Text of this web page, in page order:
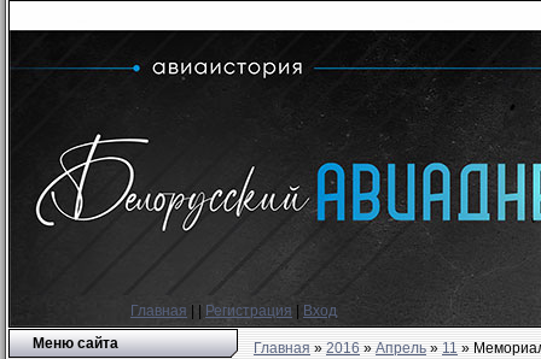
Главная Регистрация
Вход
Меню сайта
Главная»2016 » Апрель » 11»